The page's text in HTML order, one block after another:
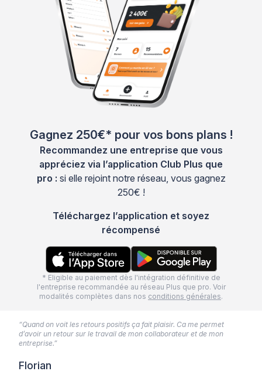
Gagnez 250€* pour vos bons plans !
Recommandez une entreprise que vous
appréciez via l’application Club Plus que
pro : si elle rejoint notre réseau, vous gagnez
250€ !
Téléchargez l’application et soyez
récompensé
* Eligible au paiement dès l'intégration définitive de
l'entreprise recommandée au réseau Plus que pro. Voir
modalités complètes dans nos conditions générales.
“Quand on voit les retours positifs ça fait plaisir. Ca me permet
d’avoir un retour sur le travail de mon collaborateur et de mon
entreprise.”
Florian